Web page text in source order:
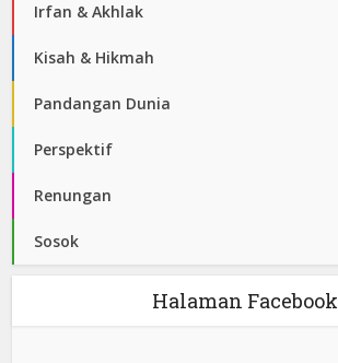
Irfan & Akhlak
Kisah & Hikmah
Pandangan Dunia
Perspektif
Renungan
Sosok
Halaman Facebook